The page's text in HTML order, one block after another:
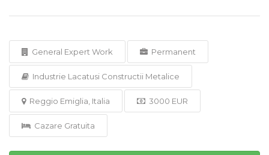
General Expert Work Permanent
Industrie Lacatusi Constructii Metalice
Reggio Emiglia, Italia 3000 EUR
Cazare Gratuita